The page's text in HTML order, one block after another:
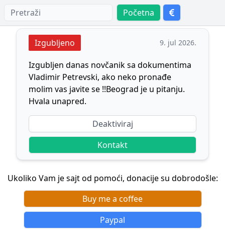
Početna
Izgubljeno 9. jul 2026.
Izgubljen danas novčanik sa dokumentima
Vladimir Petrevski, ako neko pronađe
molim vas javite se !!Beograd je u pitanju.
Hvala unapred.
Deaktiviraj
Kontakt
Ukoliko Vam je sajt od pomoći, donacije su dobrodošle:
Buy me a coffee
Paypal